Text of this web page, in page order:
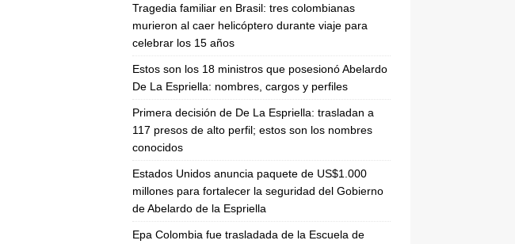
Tragedia familiar en Brasil: tres colombianas
murieron al caer helicóptero durante viaje para
celebrar los 15 años
Estos son los 18 ministros que posesionó Abelardo
De La Espriella: nombres, cargos y perfiles
Primera decisión de De La Espriella: trasladan a
117 presos de alto perfil; estos son los nombres
conocidos
Estados Unidos anuncia paquete de US$1.000
millones para fortalecer la seguridad del Gobierno
de Abelardo de la Espriella
Epa Colombia fue trasladada de la Escuela de